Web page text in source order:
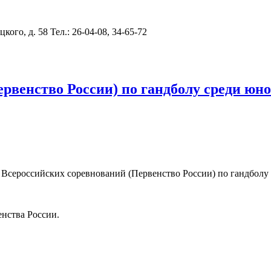
д. 58 Тел.: 26-04-08, 34-65-72
России) по гандболу среди
соревнований (Первенство России) по
России.